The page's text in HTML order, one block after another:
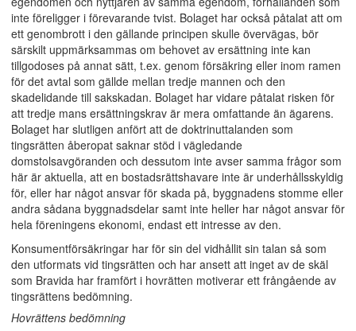
inte föreligger i förevarande tvist. Bolaget har också påtalat att om
ett genombrott i den gällande principen skulle övervägas, bör
särskilt uppmärksammas om behovet av ersättning inte kan
tillgodoses på annat sätt, t.ex. genom försäkring eller inom ramen
för det avtal som gällde mellan tredje mannen och den
skadelidande till sakskadan. Bolaget har vidare påtalat risken för
att tredje mans ersättningskrav är mera omfattande än ägarens.
Bolaget har slutligen anfört att de doktrinuttalanden som
tingsrätten åberopat saknar stöd i vägledande
domstolsavgöranden och dessutom inte avser samma frågor som
här är aktuella, att en bostadsrättshavare inte är underhållsskyldig
för, eller har något ansvar för skada på, byggnadens stomme eller
andra sådana byggnadsdelar samt inte heller har något ansvar för
hela föreningens ekonomi, endast ett intresse av den.
Konsumentförsäkringar har för sin del vidhållit sin talan så som
den utformats vid tingsrätten och har ansett att inget av de skäl
som Bravida har framfört i hovrätten motiverar ett frångående av
tingsrättens bedömning.
Hovrättens bedömning